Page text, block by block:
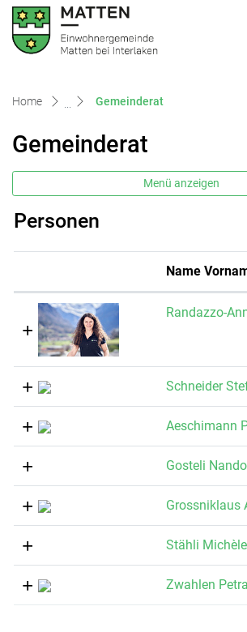
Matten bei
Home Gemeinderat(ausgewählt)
Gemeinderat
Menü anzeigen
Personen
Name
Randazzo-
Schneider
Aeschimann
Gosteli Nando
Grossniklaus
Stähli Michèle
Zwahlen Petra